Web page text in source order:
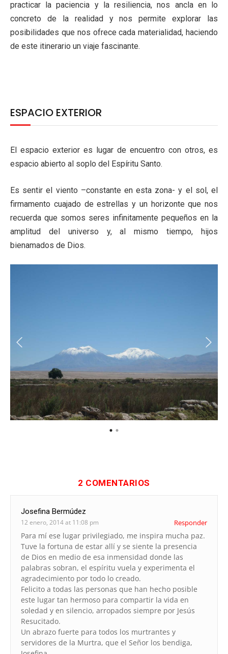
practicar la paciencia y la resiliencia, nos ancla en lo
concreto de la realidad y nos permite explorar las
posibilidades que nos ofrece cada materialidad, haciendo
de este itinerario un viaje fascinante.
ESPACIO EXTERIOR
El espacio exterior es lugar de encuentro con otros, es
espacio abierto al soplo del Espíritu Santo.
Es sentir el viento –constante en esta zona- y el sol, el
firmamento cuajado de estrellas y un horizonte que nos
recuerda que somos seres infinitamente pequeños en la
amplitud del universo y, al mismo tiempo, hijos
bienamados de Dios.
2 COMENTARIOS
Josefina Bermúdez
12 enero, 2014 at 11:08 pm Responder
Para mí ese lugar privilegiado, me inspira mucha paz.
Tuve la fortuna de estar allí y se siente la presencia
de Dios en medio de esa inmensidad donde las
palabras sobran, el espíritu vuela y experimenta el
agradecimiento por todo lo creado.
Felicito a todas las personas que han hecho posible
este lugar tan hermoso para compartir la vida en
soledad y en silencio, arropados siempre por Jesús
Resucitado.
Un abrazo fuerte para todos los murtrantes y
servidores de la Murtra, que el Señor los bendiga,